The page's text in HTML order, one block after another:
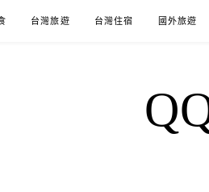
台灣旅遊 台灣住宿 國外旅遊